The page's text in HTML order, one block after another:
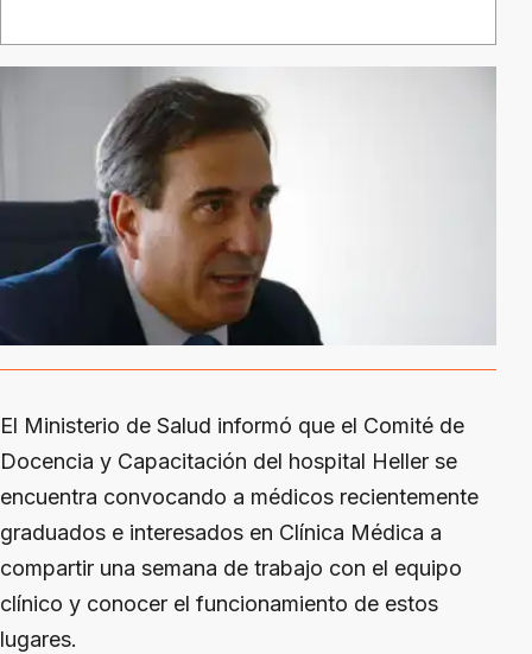
El Ministerio de Salud informó que el Comité de
Docencia y Capacitación del hospital Heller se
encuentra convocando a médicos recientemente
graduados e interesados en Clínica Médica a
compartir una semana de trabajo con el equipo
clínico y conocer el funcionamiento de estos
lugares.